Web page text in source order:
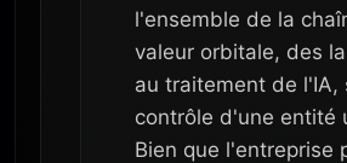
l'ensemble de la
valeur orbitale, des
au traitement de l'IA,
contrôle d'une entité
Bien que l'entreprise